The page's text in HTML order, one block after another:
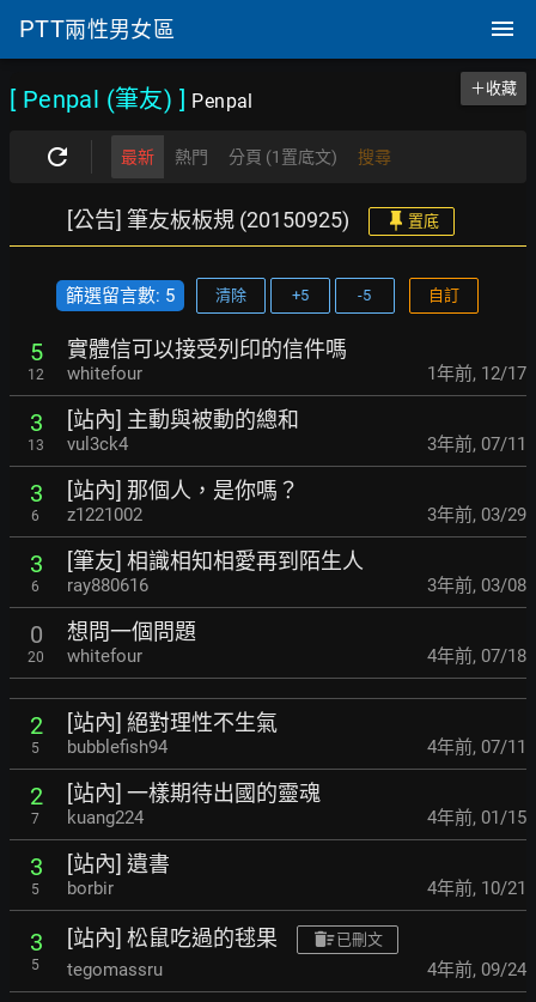
PTT兩性男女區
[ Penpal (筆友) ] Penpal
＋收藏
最新 熱門 分頁 (1置底文) 搜尋
[公告] 筆友板板規 (20150925) 置底
篩選留言數: 5 清除 +5 -5 自訂
5
12
實體信可以接受列印的信件嗎
whitefour 1年前, 12/17
3
13
[站內] 主動與被動的總和
vul3ck4 3年前, 07/11
3
6
[站內] 那個人，是你嗎？
z1221002 3年前, 03/29
3
6
[筆友] 相識相知相愛再到陌生人
ray880616 3年前, 03/08
0
20
想問一個問題
whitefour 4年前, 07/18
2
5
[站內] 絕對理性不生氣
bubblefish94 4年前, 07/11
2
7
[站內] 一樣期待出國的靈魂
kuang224 4年前, 01/15
3
5
[站內] 遺書
borbir 4年前, 10/21
3
5
[站內] 松鼠吃過的毬果 已刪文
tegomassru 4年前, 09/24